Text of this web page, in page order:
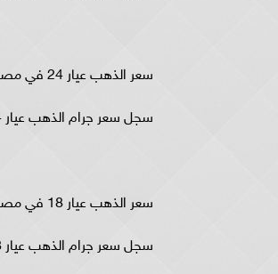
سعر الذهب عيار 24 في مصر اليوم
سجل سعر جرام الذهب عيار 24 نحو 2629 جنيها.
سعر الذهب عيار 18 في مصر اليوم
سجل سعر جرام الذهب عيار 18 نحو 1971جنيها.